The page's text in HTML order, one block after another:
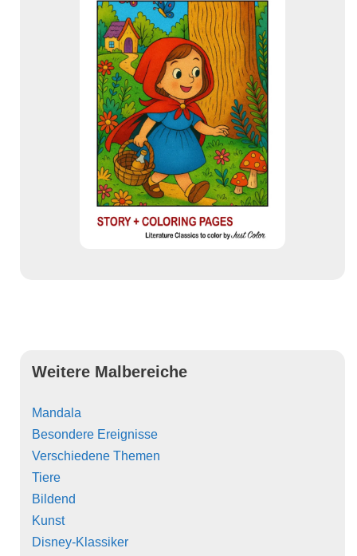
Weitere Malbereiche
Mandala
Besondere Ereignisse
Verschiedene Themen
Tiere
Bildend
Kunst
Disney-Klassiker